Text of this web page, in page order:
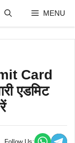
MENU
Card
एडमिट
Follow Us: